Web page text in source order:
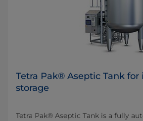
Tetra Pak® Aseptic Tank
storage
Tetra Pak® Aseptic Tank is a fully